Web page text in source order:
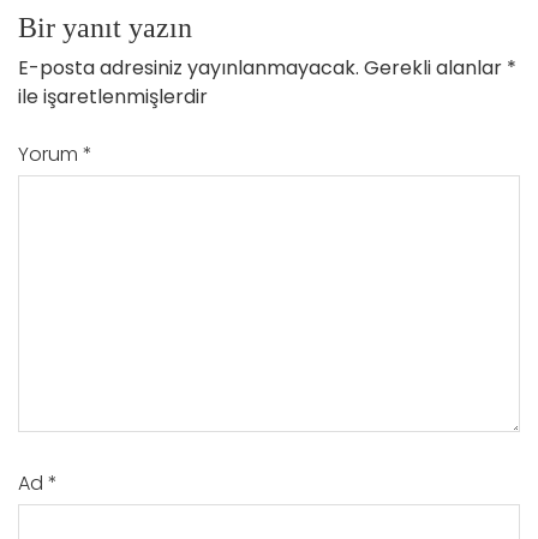
Bir yanıt yazın
E-posta adresiniz yayınlanmayacak. Gerekli alanlar *
ile işaretlenmişlerdir
Yorum *
Ad *